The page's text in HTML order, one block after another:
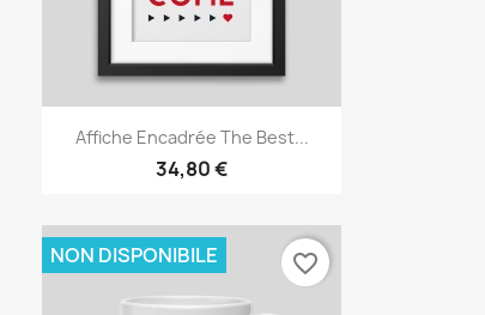
Anteprima
Affiche Encadrée The Best...
34,80 €
NON DISPONIBILE favorite_border